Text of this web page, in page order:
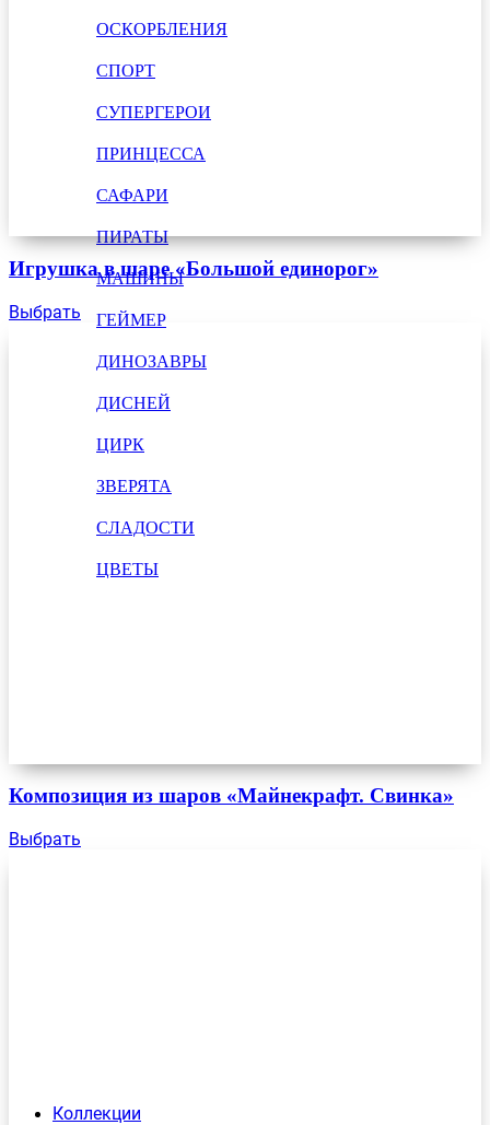
ОСКОРБЛЕНИЯ
СПОРТ
СУПЕРГЕРОИ
ПРИНЦЕССА
САФАРИ
ПИРАТЫ
МАШИНЫ
ГЕЙМЕР
ДИНОЗАВРЫ
ДИСНЕЙ
ЦИРК
ЗВЕРЯТА
СЛАДОСТИ
ЦВЕТЫ
Коллекции
Игрушка в шаре «Большой единорог»
Выбрать
Композиция из шаров «Майнекрафт. Свинка»
Выбрать